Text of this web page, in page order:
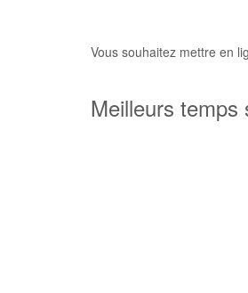
Vous souhaitez mettre en
Meilleurs